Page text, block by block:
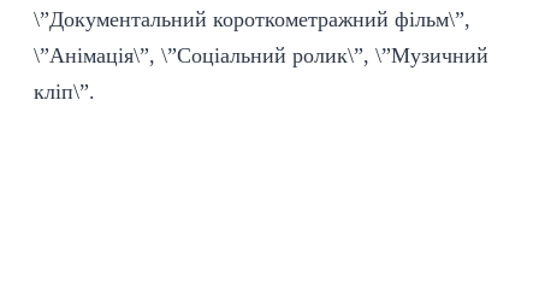
\”Документальний короткометражний фільм\”,
\”Анімація\”, \”Соціальний ролик\”, \”Музичний
кліп\”.